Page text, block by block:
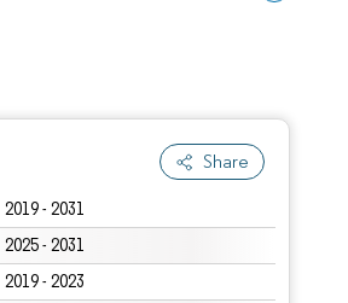
Share
2019 - 2031
2025 - 2031
2019 - 2023